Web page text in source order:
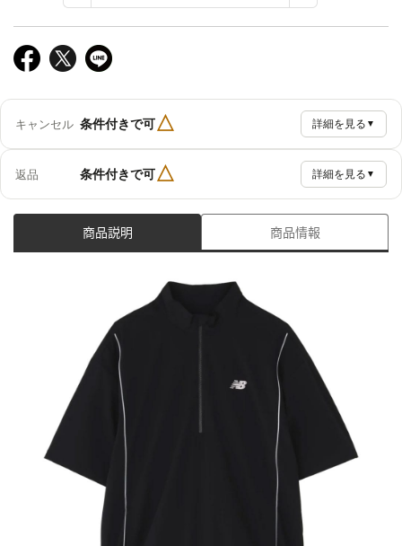
キャンセル 条件付きで可△ 詳細を見る ▼
返品 条件付きで可△ 詳細を見る ▼
商品説明 商品情報